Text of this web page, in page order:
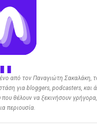
από τον Παναγιώτη Σακαλάκη,
για bloggers, podcasters, και
που θέλουν να ξεκινήσουν
περιουσία.